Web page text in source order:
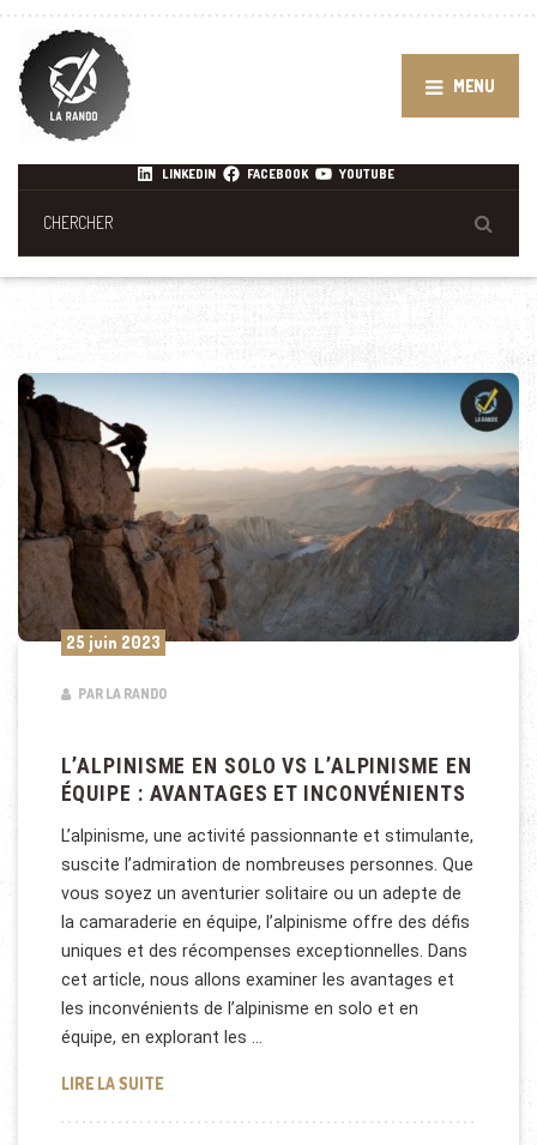
MENU
LINKEDIN FACEBOOK YOUTUBE
25 juin 2023
PAR LA RANDO
L’ALPINISME EN SOLO VS L’ALPINISME EN
ÉQUIPE : AVANTAGES ET INCONVÉNIENTS
L’alpinisme, une activité passionnante et stimulante,
suscite l’admiration de nombreuses personnes. Que
vous soyez un aventurier solitaire ou un adepte de
la camaraderie en équipe, l’alpinisme offre des défis
uniques et des récompenses exceptionnelles. Dans
cet article, nous allons examiner les avantages et
les inconvénients de l’alpinisme en solo et en
équipe, en explorant les …
LIRE LA SUITEL’ALPINISME EN SOLO VS L’ALPINISME EN ÉQUIPE :